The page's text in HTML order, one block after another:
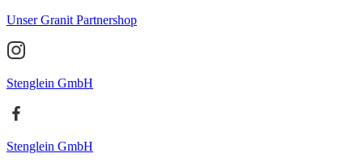
Unser Granit Partnershop
Stenglein GmbH
Stenglein GmbH